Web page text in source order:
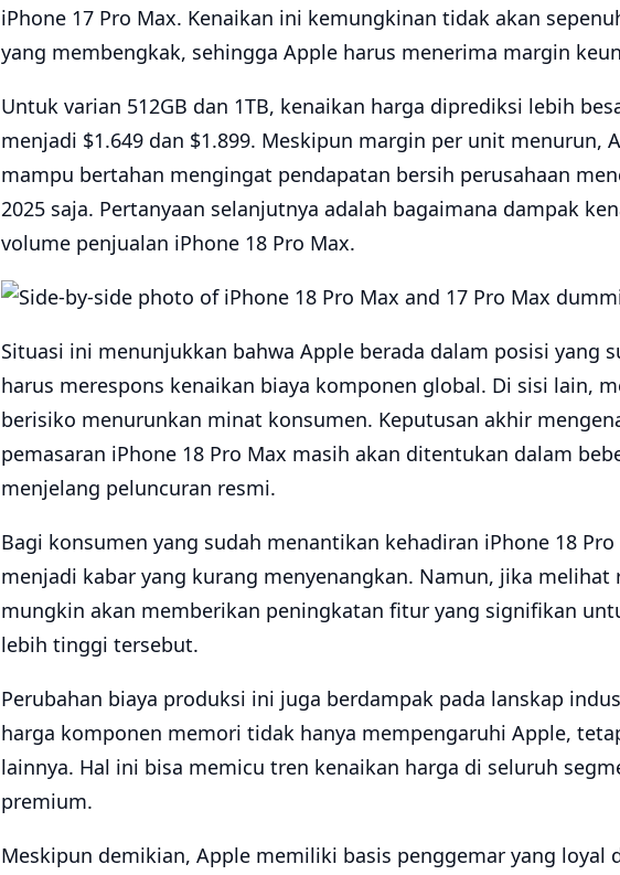
iPhone 17 Pro Max. Kenaikan ini kemungkinan tidak akan
yang membengkak, sehingga Apple harus menerima margin
Untuk varian 512GB dan 1TB, kenaikan harga diprediksi lebih
menjadi $1.649 dan $1.899. Meskipun margin per unit menurun,
mampu bertahan mengingat pendapatan bersih perusahaan
2025 saja. Pertanyaan selanjutnya adalah bagaimana dampak
volume penjualan iPhone 18 Pro Max.
Situasi ini menunjukkan bahwa Apple berada dalam posisi yang
harus merespons kenaikan biaya komponen global. Di sisi lain,
berisiko menurunkan minat konsumen. Keputusan akhir
pemasaran iPhone 18 Pro Max masih akan ditentukan dalam
menjelang peluncuran resmi.
Bagi konsumen yang sudah menantikan kehadiran iPhone 18
menjadi kabar yang kurang menyenangkan. Namun, jika melihat
mungkin akan memberikan peningkatan fitur yang signifikan
lebih tinggi tersebut.
Perubahan biaya produksi ini juga berdampak pada lanskap
harga komponen memori tidak hanya mempengaruhi Apple,
lainnya. Hal ini bisa memicu tren kenaikan harga di seluruh
premium.
Meskipun demikian, Apple memiliki basis penggemar yang loyal